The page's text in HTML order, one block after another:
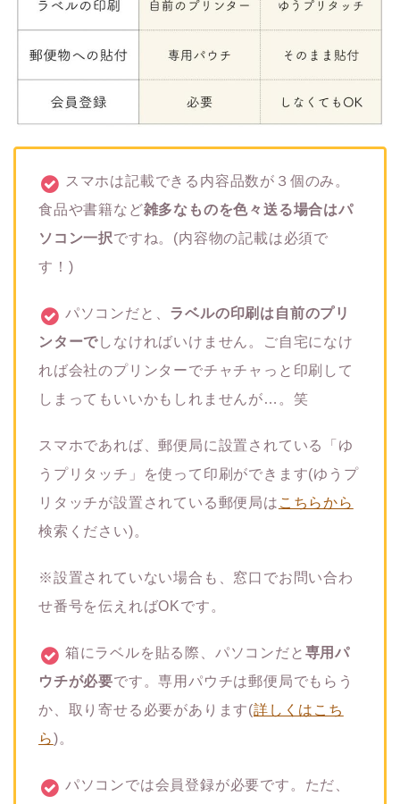
スマホは記載できる内容品数が３個のみ。
食品や書籍など雑多なものを色々送る場合はパ
ソコン一択ですね。(内容物の記載は必須で
す！)
パソコンだと、 ラベルの印刷は自前のプリ
ンターでしなければいけません。ご自宅になけ
れば会社のプリンターでチャチャっと印刷して
しまってもいいかもしれませんが…。笑
スマホであれば、郵便局に設置されている「ゆ
うプリタッチ」を使って印刷ができます(ゆうプ
リタッチが設置されている郵便局は こちらから
検索ください)。
※設置されていない場合も、窓口でお問い合わ
せ番号を伝えればOKです。
箱にラベルを貼る際、パソコンだと 専用パ
ウチが必要です。専用パウチは郵便局でもらう
か、取り寄せる必要があります(詳しくはこち
ら)。
パソコンでは会員登録が必要です。ただ、